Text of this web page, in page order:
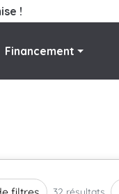
!
Financement